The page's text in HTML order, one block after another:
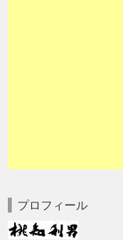
プロフィール